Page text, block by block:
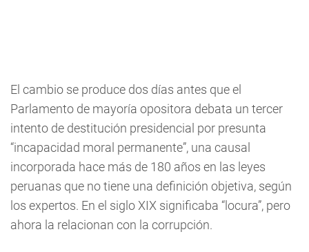
El cambio se produce dos días antes que el
Parlamento de mayoría opositora debata un tercer
intento de destitución presidencial por presunta
“incapacidad moral permanente”, una causal
incorporada hace más de 180 años en las leyes
peruanas que no tiene una definición objetiva, según
los expertos. En el siglo XIX significaba “locura”, pero
ahora la relacionan con la corrupción.